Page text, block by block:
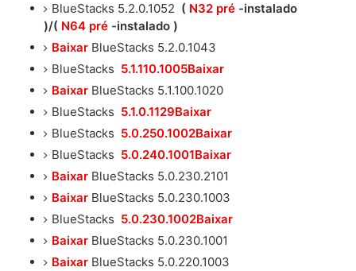
BlueStacks 5.2.0.1052 ( N32 pré -instalado
)/( N64 pré -instalado )
Baixar BlueStacks 5.2.0.1043
BlueStacks 5.1.110.1005Baixar
Baixar BlueStacks 5.1.100.1020
BlueStacks 5.1.0.1129Baixar
BlueStacks 5.0.250.1002Baixar
BlueStacks 5.0.240.1001Baixar
Baixar BlueStacks 5.0.230.2101
Baixar BlueStacks 5.0.230.1003
BlueStacks 5.0.230.1002Baixar
Baixar BlueStacks 5.0.230.1001
Baixar BlueStacks 5.0.220.1003